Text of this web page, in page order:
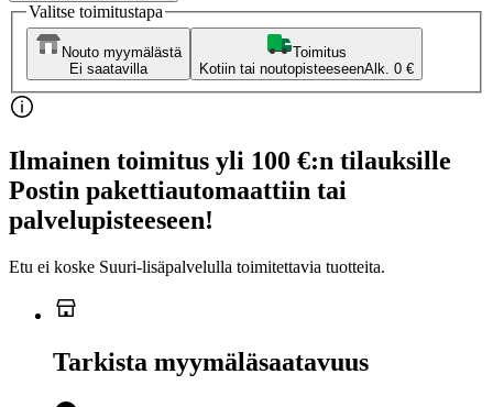
Valitse toimitustapa
Nouto myymälästä
Ei saatavilla
Toimitus
Kotiin tai noutopisteeseenAlk. 0 €
Ilmainen toimitus yli 100 €:n tilauksille
Postin pakettiautomaattiin tai
palvelupisteeseen!
Etu ei koske Suuri‑lisäpalvelulla toimitettavia tuotteita.
Tarkista myymäläsaatavuus